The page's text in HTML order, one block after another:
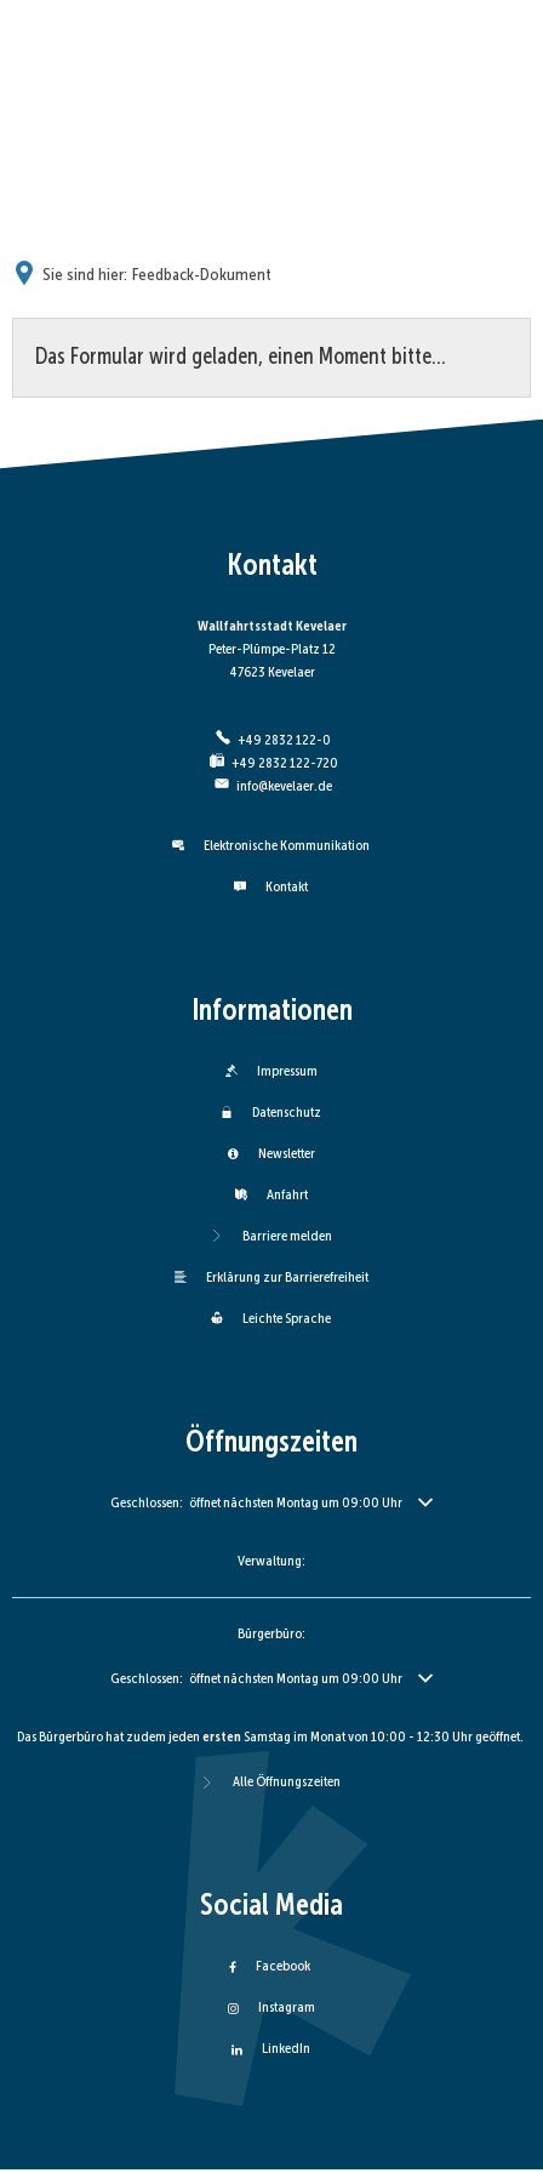
Sie sind hier: Feedback-Dokument
Das Formular wird geladen, einen Moment bitte…
Kontakt
Wallfahrtsstadt Kevelaer
Peter-Plümpe-Platz 12
47623 Kevelaer
+49 2832 122-0
+49 2832 122-720
info@kevelaer.de
Elektronische Kommunikation
Kontakt
Informationen
Impressum
Datenschutz
Newsletter
Anfahrt
Barriere melden
Erklärung zur Barrierefreiheit
Leichte Sprache
Öffnungszeiten
Klicken, um weitere Öffnungs- oder Schließzeiten auszublenden
Geschlossen: öffnet nächsten Montag um 09:00 Uhr
Verwaltung:
Bürgerbüro:
Klicken, um weitere Öffnungs- oder Schließzeiten auszublenden
Geschlossen: öffnet nächsten Montag um 09:00 Uhr
Das Bürgerbüro hat zudem jeden erstenSamstag im Monat von 10:00 - 12:30 Uhr geöffnet.
Alle Öffnungszeiten
Social Media
Facebook
Instagram
LinkedIn